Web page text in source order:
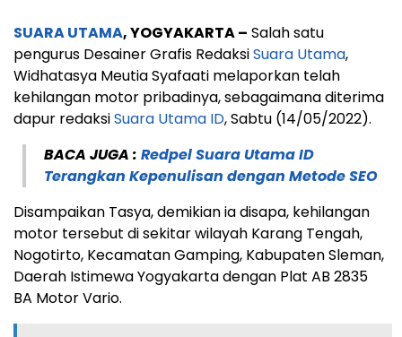
SUARA UTAMA, YOGYAKARTA – Salah satu
pengurus Desainer Grafis RedaksiSuara Utama,
Widhatasya Meutia Syafaati melaporkan telah
kehilangan motor pribadinya, sebagaimana diterima
dapur redaksiSuara Utama ID, Sabtu (14/05/2022).
BACA JUGA : Redpel Suara Utama ID
Terangkan Kepenulisan dengan Metode SEO
Disampaikan Tasya, demikian ia disapa, kehilangan
motor tersebut di sekitar wilayah Karang Tengah,
Nogotirto, Kecamatan Gamping, Kabupaten Sleman,
Daerah Istimewa Yogyakarta dengan Plat AB 2835
BA Motor Vario.